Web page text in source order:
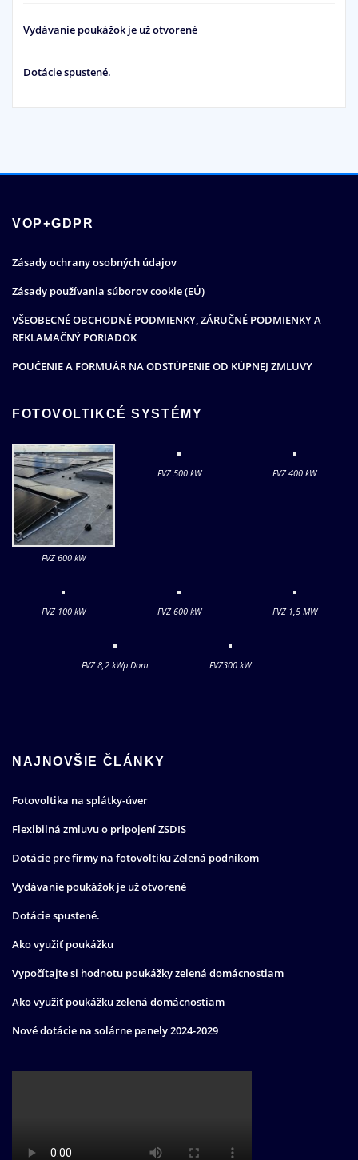
Vydávanie poukážok je už otvorené
Dotácie spustené.
VOP+GDPR
Zásady ochrany osobných údajov
Zásady používania súborov cookie (EÚ)
VŠEOBECNÉ OBCHODNÉ PODMIENKY, ZÁRUČNÉ PODMIENKY A
REKLAMAČNÝ PORIADOK
POUČENIE A FORMUÁR NA ODSTÚPENIE OD KÚPNEJ ZMLUVY
FOTOVOLTIKCÉ SYSTÉMY
FVZ 600 kW
FVZ 500 kW FVZ 400 kW
FVZ 100 kW FVZ 600 kW FVZ 1,5 MW
FVZ 8,2 kWp Dom FVZ300 kW
NAJNOVŠIE ČLÁNKY
Fotovoltika na splátky-úver
Flexibilná zmluvu o pripojení ZSDIS
Dotácie pre firmy na fotovoltiku Zelená podnikom
Vydávanie poukážok je už otvorené
Dotácie spustené.
Ako využiť poukážku
Vypočítajte si hodnotu poukážky zelená domácnostiam
Ako využiť poukážku zelená domácnostiam
Nové dotácie na solárne panely 2024-2029